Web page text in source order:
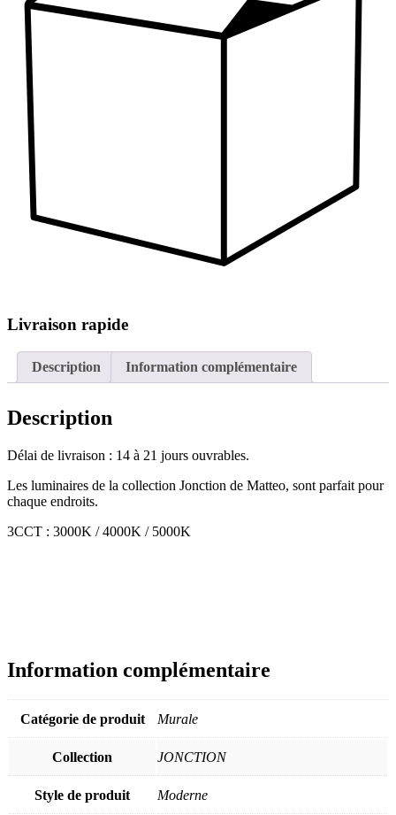
Livraison rapide
Description Information complémentaire
Description
Délai de livraison : 14 à 21 jours ouvrables.
Les luminaires de la collection Jonction de Matteo, sont parfait pour
chaque endroits.
3CCT : 3000K / 4000K / 5000K
Information complémentaire
Catégorie de produit Murale
Collection JONCTION
Style de produit Moderne